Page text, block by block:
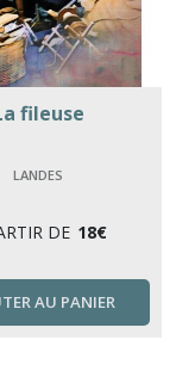
fileuse
LANDES
DE 18€
AU PANIER